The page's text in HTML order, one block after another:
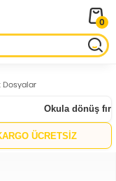
0
Dosyalar
Okula dönüş
ÜCRETSİZ